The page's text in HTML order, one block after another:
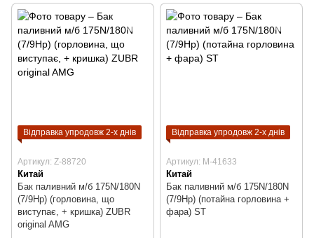
Відправка упродовж 2-х днів
Артикул: Z-88720
Китай
Бак паливний м/б 175N/180N
(7/9Hp) (горловина, що
виступає, + кришка) ZUBR
original AMG
Відправка упродовж 2-х днів
Артикул: M-41633
Китай
Бак паливний м/б 175N/180N
(7/9Hp) (потайна горловина +
фара) ST